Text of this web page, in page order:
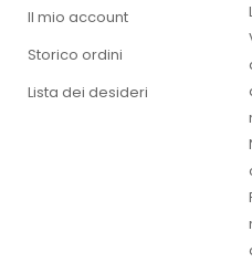
Il mio account
Storico ordini
Lista dei desideri